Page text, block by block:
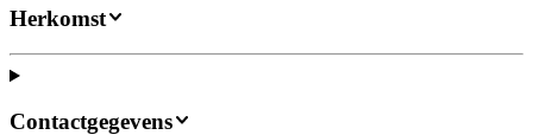
Herkomst
Contactgegevens